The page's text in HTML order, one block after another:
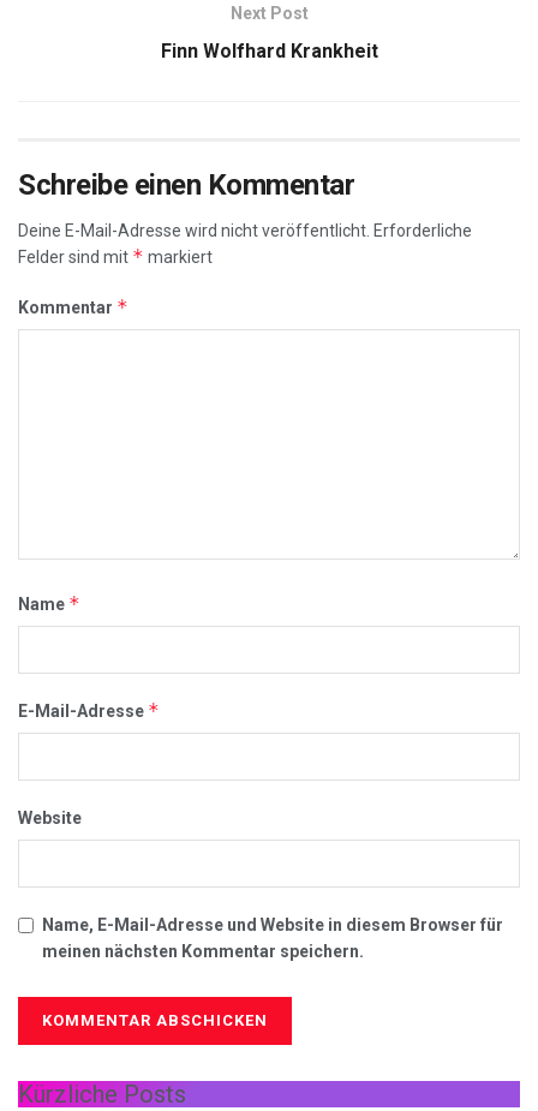
Next Post
Finn Wolfhard Krankheit
Schreibe einen Kommentar
Deine E-Mail-Adresse wird nicht veröffentlicht. Erforderliche
Felder sind mit * markiert
Kommentar *
Name *
E-Mail-Adresse *
Website
Name, E-Mail-Adresse und Website in diesem Browser für
meinen nächsten Kommentar speichern.
Kürzliche Posts